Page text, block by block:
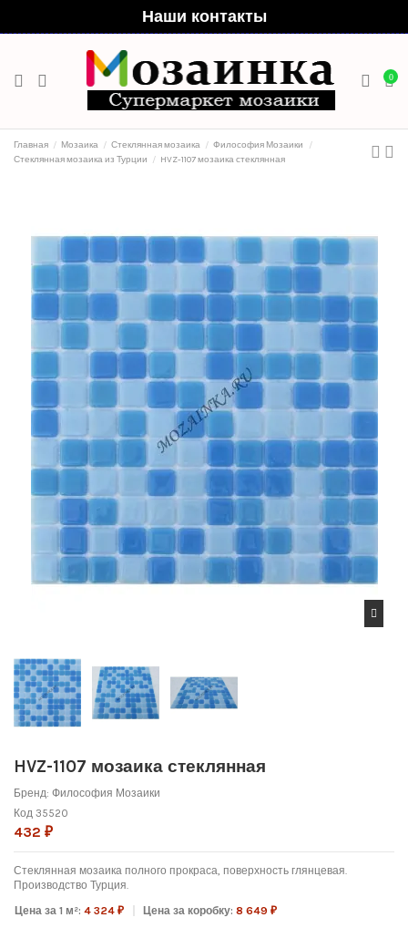
Наши контакты
0
Главная Мозаика Стеклянная мозаика
Философия Мозаики
Стеклянная мозаика из Турции
HVZ-1107 мозаика стеклянная
HVZ-1107 мозаика стеклянная
Бренд: Философия Мозаики
Код 35520
432 ₽
Стеклянная мозаика полного прокраса, поверхность глянцевая.
Производство Турция.
Цена за 1 м²:4 324 ₽ Цена за коробку:8 649 ₽